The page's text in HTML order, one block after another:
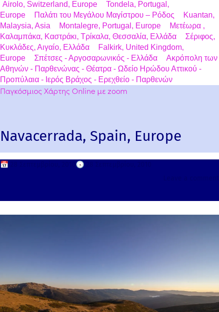
Airolo, Switzerland, Europe
Tondela, Portugal,
Europe
Παλάτι του Μεγάλου Μαγίστρου – Ρόδος
Kuantan,
Malaysia, Asia
Montalegre, Portugal, Europe
Μετέωρα ,
Καλαμπάκα, Καστράκι, Τρίκαλα, Θεσσαλία, Ελλάδα
Σέριφος,
Κυκλάδες, Αιγαίο, Ελλάδα
Falkirk, United Kingdom,
Europe
Σπέτσες - Αργοσαρωνικός - Ελλάδα
Ακρόπολη των
Αθηνών - Παρθενώνας - Θέατρα - Ωδείο Ηρώδου Αττικού -
Προπύλαια - Ιερός Βράχος - Ερεχθείο - Παρθενών
Παγκόσμιος Χάρτης Online με zoom
Navacerrada, Spain, Europe
📅 🕟